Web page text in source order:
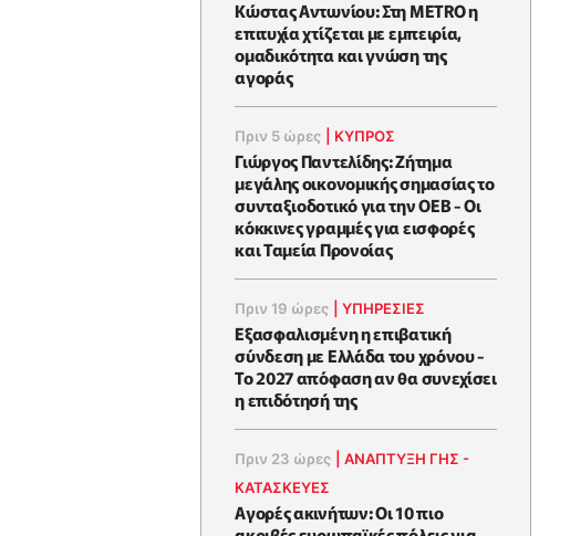
Κώστας Αντωνίου: Στη METRO η
επιτυχία χτίζεται με εμπειρία,
ομαδικότητα και γνώση της
αγοράς
Πριν 5 ώρες ΚΥΠΡΟΣ
Γιώργος Παντελίδης: Ζήτημα
μεγάλης οικονομικής σημασίας το
συνταξιοδοτικό για την ΟΕΒ - Οι
κόκκινες γραμμές για εισφορές
και Ταμεία Προνοίας
Πριν 19 ώρες |ΥΠΗΡΕΣΙΕΣ
Εξασφαλισμένη η επιβατική
σύνδεση με Ελλάδα του χρόνου -
Το 2027 απόφαση αν θα συνεχίσει
η επιδότησή της
Πριν 23 ώρες |ΑΝΑΠΤΥΞΗ ΓΗΣ -
ΚΑΤΑΣΚΕΥΕΣ
Αγορές ακινήτων: Οι 10 πιο